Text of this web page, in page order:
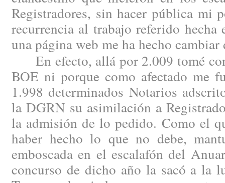
Registradores, sin hacer pública mi
recurrencia al trabajo referido hecha
una página web me ha hecho
En efecto, allá por 2.009 tomé
BOE ni porque como afectado me
1.998 determinados Notarios
la DGRN su asimilación a
la admisión de lo pedido. Como el
haber hecho lo que no debe,
emboscada en el escalafón del
concurso de dicho año la sacó a la